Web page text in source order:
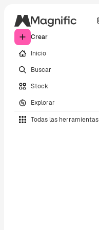
Crear
Inicio
Buscar
Stock
Explorar
Todas las herramientas